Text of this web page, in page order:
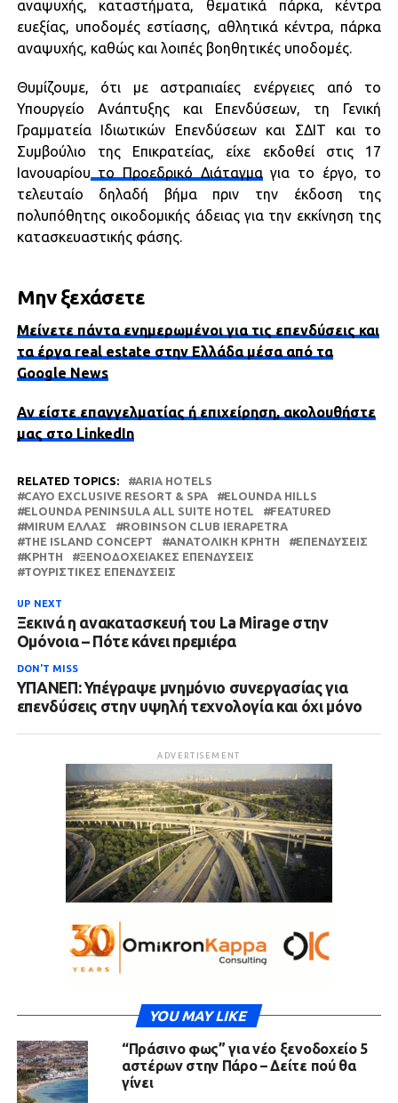
αναψυχής, καταστήματα, θεματικά πάρκα, κέντρα
ευεξίας, υποδομές εστίασης, αθλητικά κέντρα, πάρκα
αναψυχής, καθώς και λοιπές βοηθητικές υποδομές.
Θυμίζουμε, ότι με αστραπιαίες ενέργειες από το
Υπουργείο Ανάπτυξης και Επενδύσεων, τη Γενική
Γραμματεία Ιδιωτικών Επενδύσεων και ΣΔΙΤ και το
Συμβούλιο της Επικρατείας, είχε εκδοθεί στις 17
Ιανουαρίου το Προεδρικό Διάταγμαγια το έργο, το
τελευταίο δηλαδή βήμα πριν την έκδοση της
πολυπόθητης οικοδομικής άδειας για την εκκίνηση της
κατασκευαστικής φάσης.
Μην ξεχάσετε
Μείνετε πάντα ενημερωμένοι για τις επενδύσεις και
τα έργα real estate στην Ελλάδα μέσα από τα
Google News
Αν είστε επαγγελματίας ή επιχείρηση, ακολουθήστε
μας στο LinkedIn
RELATED TOPICS:
ARIA HOTELS
CAYO EXCLUSIVE RESORT & SPA
ELOUNDA HILLS
ELOUNDA PENINSULA ALL SUITE HOTEL
FEATURED
MIRUM ΕΛΛΆΣ
ROBINSON CLUB IERAPETRA
THE ISLAND CONCEPT
ΑΝΑΤΟΛΙΚΉ ΚΡΉΤΗ
ΕΠΕΝΔΎΣΕΙΣ
ΚΡΉΤΗ
ΞΕΝΟΔΟΧΕΙΑΚΈΣ ΕΠΕΝΔΎΣΕΙΣ
ΤΟΥΡΙΣΤΙΚΈΣ ΕΠΕΝΔΎΣΕΙΣ
UP NEXT
Ξεκινά η ανακατασκευή του La Mirage στην
Ομόνοια – Πότε κάνει πρεμιέρα
DON'T MISS
ΥΠΑΝΕΠ: Υπέγραψε μνημόνιο συνεργασίας για
επενδύσεις στην υψηλή τεχνολογία και όχι μόνο
ADVERTISEMENT
YOU MAY LIKE
“Πράσινο φως” για νέο ξενοδοχείο 5
αστέρων στην Πάρο – Δείτε πού θα
γίνει